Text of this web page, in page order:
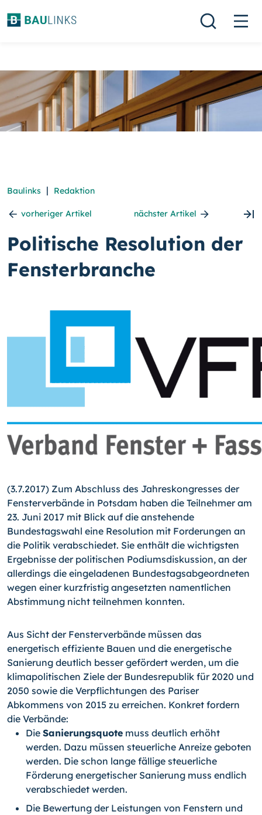
Baulinks | Redaktion
vorheriger Artikel nächster Artikel
Politische Resolution der
Fensterbranche
(3.7.2017) Zum Abschluss des Jahreskongresses der
Fensterverbände in Potsdam haben die Teilnehmer am
23. Juni 2017 mit Blick auf die anstehende
Bundestagswahl eine Resolution mit Forderungen an
die Politik verabschiedet. Sie enthält die wichtigsten
Ergebnisse der politischen Podiumsdiskussion, an der
allerdings die eingeladenen Bundestagsabgeordneten
wegen einer kurzfristig angesetzten namentlichen
Abstimmung nicht teilnehmen konnten.
Aus Sicht der Fensterverbände müssen das
energetisch effiziente Bauen und die energetische
Sanierung deutlich besser gefördert werden, um die
klimapolitischen Ziele der Bundesrepublik für 2020 und
2050 sowie die Verpflichtungen des Pariser
Abkommens von 2015 zu erreichen. Konkret fordern
die Verbände:
Die Sanierungsquote muss deutlich erhöht
werden. Dazu müssen steuerliche Anreize geboten
werden. Die schon lange fällige steuerliche
Förderung energetischer Sanierung muss endlich
verabschiedet werden.
Die Bewertung der Leistungen von Fenstern und